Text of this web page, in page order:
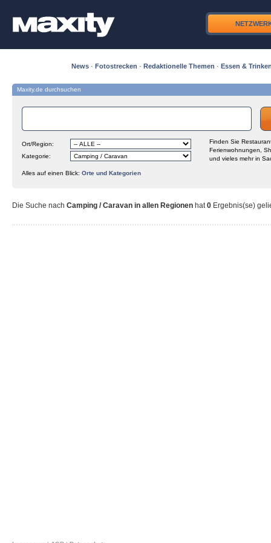
News · Fotostrecken · Redaktionelle Themen · Essen &
Maxity.de durchsuchen
Ort/Region:
Kategorie:
Finden Sie
Ferienwohnungen,
und vieles mehr in
Alles auf einen Blick: Orte und Kategorien
Die Suche nach Camping / Caravan in allen Regionen hat0 Ergebnis(se)